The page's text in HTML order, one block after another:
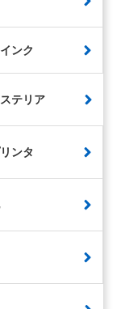
ンク
テリア
ンタ